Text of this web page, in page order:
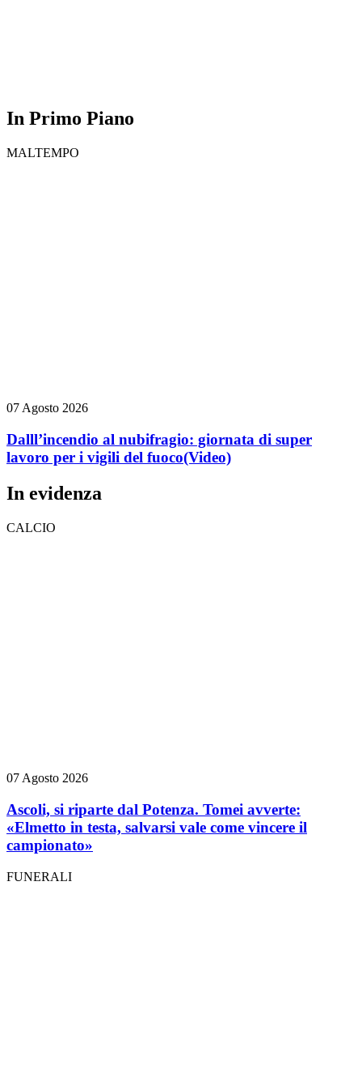
In Primo Piano
MALTEMPO
07 Agosto 2026
Dalll’incendio al nubifragio: giornata di super
lavoro per i vigili del fuoco(Video)
In evidenza
CALCIO
07 Agosto 2026
Ascoli, si riparte dal Potenza. Tomei avverte:
«Elmetto in testa, salvarsi vale come vincere il
campionato»
FUNERALI